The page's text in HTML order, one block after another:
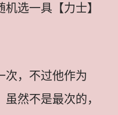
选一具【力士】
次，不过他作为
虽然不是最次的，